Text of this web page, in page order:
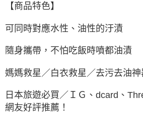
每筆NT$60，滿NT$499(含以上)免運費
付款後萊爾富取貨
7-11取貨付款
每筆NT$60，滿NT$499(含以上)免運費
付款後7-11取貨
每筆NT$60，滿NT$499(含以上)免運費
【商品特色】
可同時對應水性、油性的汙漬
隨身攜帶，不怕吃飯時噴都油漬
媽媽救星／白衣救星／去污去油
日本旅遊必買／ＩＧ、dcard、
網友好評推薦！